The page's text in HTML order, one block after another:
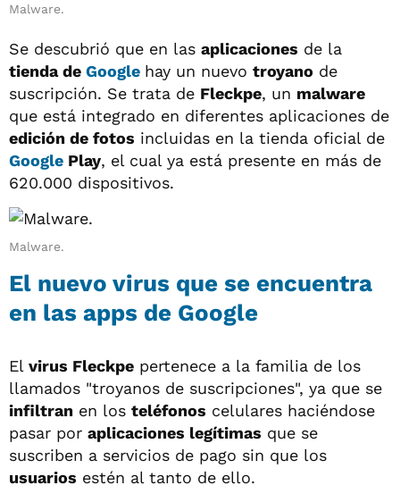
Malware.
Se descubrió que en las aplicaciones de la
tienda de Google hay un nuevo troyano de
suscripción. Se trata de Fleckpe, un malware
que está integrado en diferentes aplicaciones de
edición de fotos incluidas en la tienda oficial de
Google Play, el cual ya está presente en más de
620.000 dispositivos.
Malware.
El nuevo virus que se encuentra
en las apps de Google
El virus Fleckpe pertenece a la familia de los
llamados "troyanos de suscripciones", ya que se
infiltran en los teléfonos celulares haciéndose
pasar por aplicaciones legítimas que se
suscriben a servicios de pago sin que los
usuarios estén al tanto de ello.